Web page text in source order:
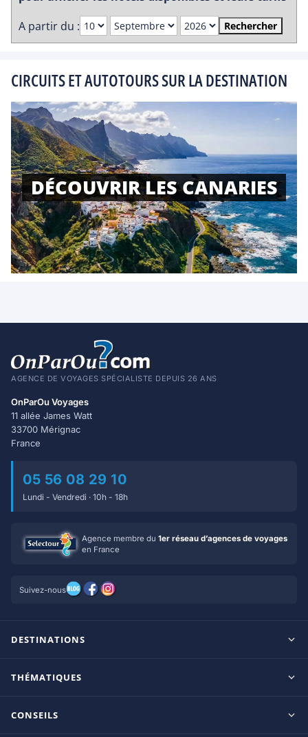
A partir du :
Rechercher
CIRCUITS ET AUTOTOURS SUR LA DESTINATION
DÉCOUVRIR LES CANARIES
AGENCE DE VOYAGES SPÉCIALISTE DEPUIS 26 ANS
OnParOu Voyages
11 allée James Watt
33700 Mérignac
France
05 56 08 29 10
Lundi - Vendredi · 10h - 18h
Agence membre du 1er réseau d’agences de voyages
en France
Suivez-nous
DESTINATIONS
Ile Maurice
THÉMATIQUES
CONSEILS